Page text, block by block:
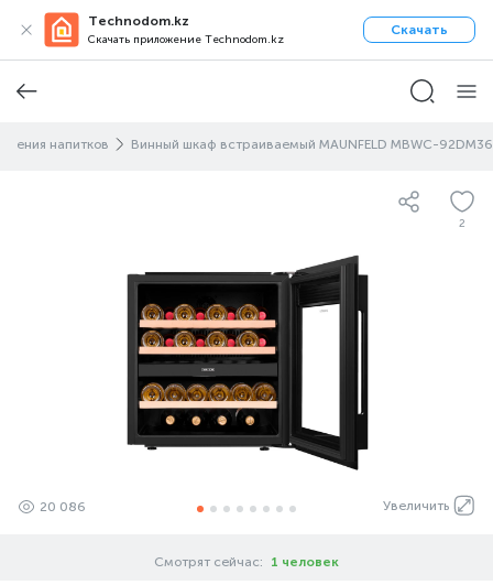
Technodom.kz
Скачать приложение Technodom.kz
Скачать
напитков Винный шкаф встраиваемый MAUNFELD MBWC-92DM36
2
Увеличить
20 086
Смотрят сейчас: 1 человек